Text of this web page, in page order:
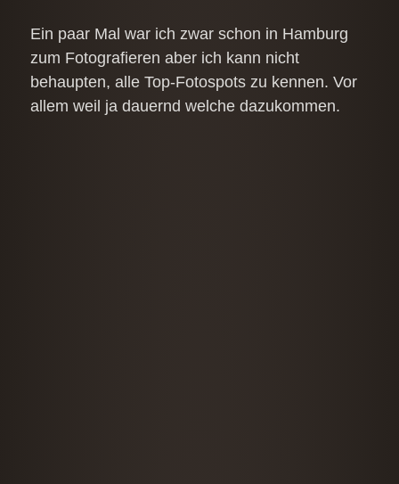
Ein paar Mal war ich zwar schon in Hamburg
zum Fotografieren aber ich kann nicht
behaupten, alle Top-Fotospots zu kennen. Vor
allem weil ja dauernd welche dazukommen.